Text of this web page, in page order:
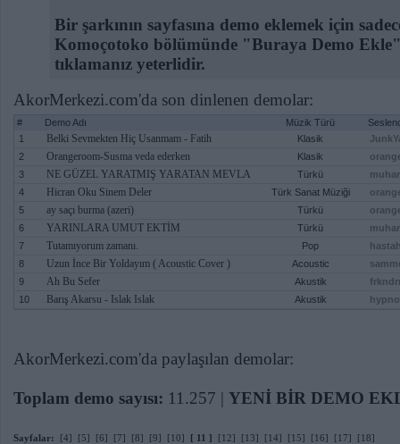
Bir şarkının sayfasına demo eklemek için
Komoçotoko bölümünde "Buraya Demo Ekle"
tıklamanız yeterlidir.
AkorMerkezi.com'da son dinlenen demolar:
# Demo Adı Müzik Türü
1
Belki Sevmekten Hiç Usanmam - Fatih Klasik
2
Orangeroom-Susma veda ederken Klasik
3
NE GÜZEL YARATMIŞ YARATAN MEVLA Türkü
4
Hicran Oku Sinem Deler Türk Sanat Müziği
5
ay saçı burma (azeri) Türkü
6
YARINLARA UMUT EKTİM Türkü
7
Tutamıyorum zamanı. Pop
8
Uzun İnce Bir Yoldayım ( Acoustic Cover ) Acoustic
9
Ah Bu Sefer Akustik
10
Barış Akarsu - Islak Islak Akustik
AkorMerkezi.com'da paylaşılan demolar:
Toplam demo sayısı: 11.257 | YENİ BİR DEMO
Sayfalar: [4] [5] [6] [7] [8] [9] [10] [ 11 ] [12] [13] [14] [15] [16] [17]
[18]